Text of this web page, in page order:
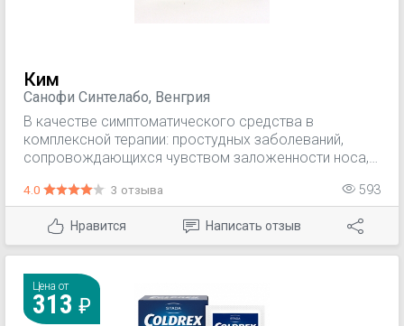
Ким
Санофи Синтелабо, Венгрия
В качестве симптоматического средства в
комплексной терапии: простудных заболеваний,
сопровождающихся чувством заложенности носа,
при ушибах и растяжениях связок; при укусах
насекомых.
4.0 3 отзыва 593
Нравится Написать отзыв
Цена от
313